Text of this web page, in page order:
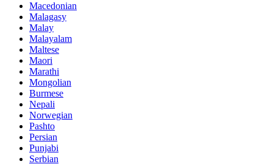
Macedonian
Malagasy
Malay
Malayalam
Maltese
Maori
Marathi
Mongolian
Burmese
Nepali
Norwegian
Pashto
Persian
Punjabi
Serbian